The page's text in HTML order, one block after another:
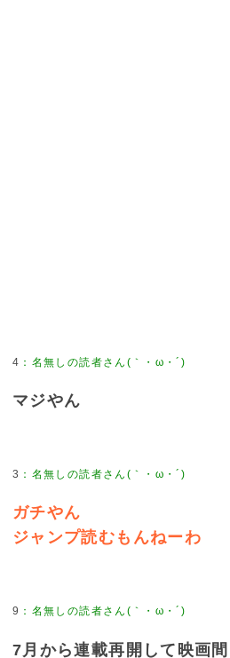
4 ： 名無しの読者さん(｀・ω・´)
マジやん
3 ： 名無しの読者さん(｀・ω・´)
ガチやん
ジャンプ読むもんねーわ
9 ： 名無しの読者さん(｀・ω・´)
7月から連載再開して映画